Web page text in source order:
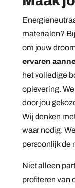
materialen? Bij
om jouw
ervaren
het volledige
oplevering.
door jou
Wij denken
waar nodig.
persoonlijk de
Niet alleen
profiteren van